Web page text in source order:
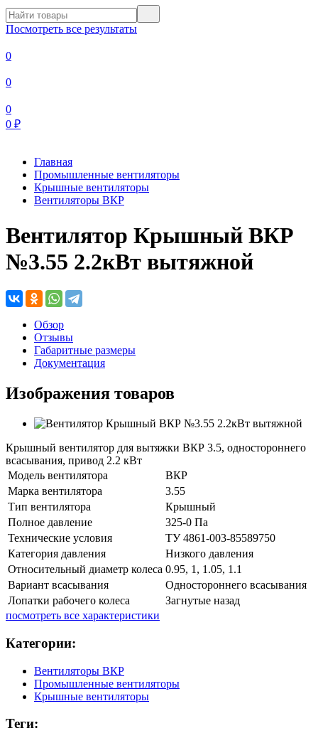
Посмотреть все результаты
0
0
0
0 ₽
Главная
Промышленные вентиляторы
Крышные вентиляторы
Вентиляторы ВКР
Вентилятор Крышный ВКР
№3.55 2.2кВт вытяжной
Обзор
Отзывы
Габаритные размеры
Документация
Изображения товаров
Крышный вентилятор для вытяжки ВКР 3.5, одностороннего
всасывания, привод 2.2 кВт
Модель вентилятора
ВКР
Марка вентилятора
3.55
Тип вентилятора
Крышный
Полное давление
325-0 Па
Технические условия
ТУ 4861-003-85589750
Категория давления
Низкого давления
Относительный диаметр колеса 0.95, 1, 1.05, 1.1
Вариант всасывания
Одностороннего всасывания
Лопатки рабочего колеса
Загнутые назад
посмотреть все характеристики
Категории:
Вентиляторы ВКР
Промышленные вентиляторы
Крышные вентиляторы
Теги: